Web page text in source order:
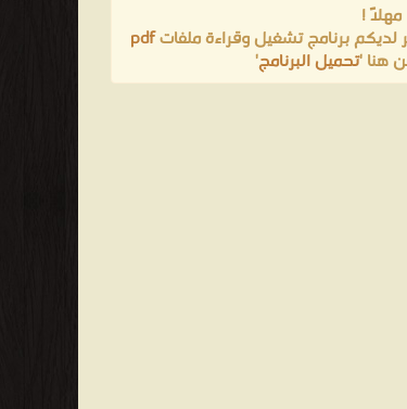
مهلاً !
لديكم برنامج تشغيل وقراءة ملفاتpdf
هنا 'تحميل البرنامج'